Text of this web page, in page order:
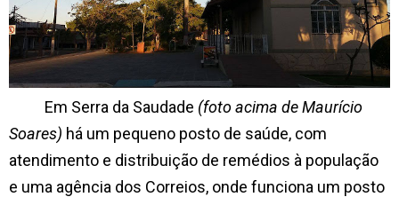
Em Serra da Saudade (foto acima de Maurício
Soares) há um pequeno posto de saúde, com
atendimento e distribuição de remédios à população
e uma agência dos Correios, onde funciona um posto